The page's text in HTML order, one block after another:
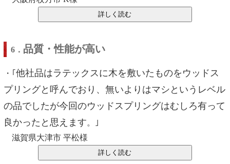
6． 品質・性能が高い
・｢ 他社品はラテックスに木を敷いたものをウッドス
プリングと呼んでおり、無いよりはマシというレベル
の品でしたが今回のウッドスプリングはむしろ有って
良かったと思えます。｣
滋賀県大津市 平松様